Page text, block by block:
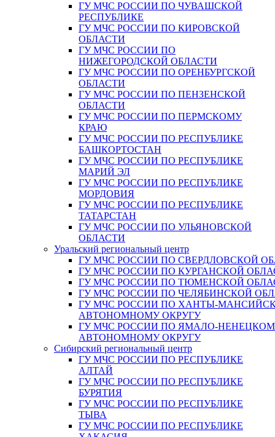
ГУ МЧС РОССИИ ПО ЧУВАШСКОЙ
РЕСПУБЛИКЕ
ГУ МЧС РОССИИ ПО КИРОВСКОЙ
ОБЛАСТИ
ГУ МЧС РОССИИ ПО
НИЖЕГОРОДСКОЙ ОБЛАСТИ
ГУ МЧС РОССИИ ПО ОРЕНБУРГСКОЙ
ОБЛАСТИ
ГУ МЧС РОССИИ ПО ПЕНЗЕНСКОЙ
ОБЛАСТИ
ГУ МЧС РОССИИ ПО ПЕРМСКОМУ
КРАЮ
ГУ МЧС РОССИИ ПО РЕСПУБЛИКЕ
БАШКОРТОСТАН
ГУ МЧС РОССИИ ПО РЕСПУБЛИКЕ
МАРИЙ ЭЛ
ГУ МЧС РОССИИ ПО РЕСПУБЛИКЕ
МОРДОВИЯ
ГУ МЧС РОССИИ ПО РЕСПУБЛИКЕ
ТАТАРСТАН
ГУ МЧС РОССИИ ПО УЛЬЯНОВСКОЙ
ОБЛАСТИ
Уральский региональный центр
ГУ МЧС РОССИИ ПО СВЕРДЛОВСКОЙ
ГУ МЧС РОССИИ ПО КУРГАНСКОЙ
ГУ МЧС РОССИИ ПО ТЮМЕНСКОЙ
ГУ МЧС РОССИИ ПО ЧЕЛЯБИНСКОЙ
ГУ МЧС РОССИИ ПО ХАНТЫ-
АВТОНОМНОМУ ОКРУГУ
ГУ МЧС РОССИИ ПО ЯМАЛО-
АВТОНОМНОМУ ОКРУГУ
Сибирский региональный центр
ГУ МЧС РОССИИ ПО РЕСПУБЛИКЕ
АЛТАЙ
ГУ МЧС РОССИИ ПО РЕСПУБЛИКЕ
БУРЯТИЯ
ГУ МЧС РОССИИ ПО РЕСПУБЛИКЕ
ТЫВА
ГУ МЧС РОССИИ ПО РЕСПУБЛИКЕ